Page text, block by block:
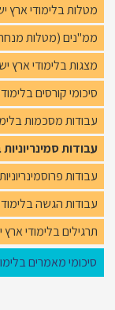
מטלות בלימודי ארץ
ממ"נים (מטלות
מצגות בלימודי ארץ
סיכומי קורסים
עבודות מסכמות
עבודות
עבודות
עבודות הגשה
תרגילים בלימודי
סיכומי מאמרים